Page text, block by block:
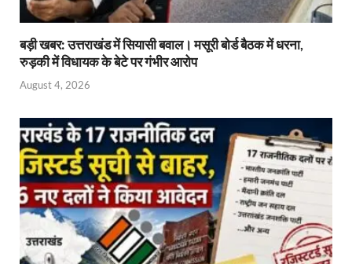
बड़ी खबर: उत्तराखंड में सियासी बवाल। मसूरी बोर्ड बैठक में धरना,
रुड़की में विधायक के बेटे पर गंभीर आरोप
August 4, 2026